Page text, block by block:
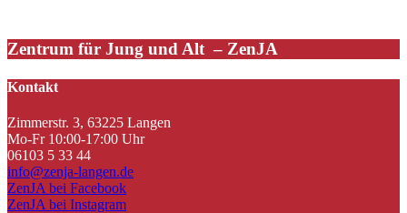
Zentrum für Jung und Alt – ZenJA
Kontakt
Zimmerstr. 3, 63225 Langen
Mo-Fr 10:00-17:00 Uhr
06103 5 33 44
info@zenja-langen.de
ZenJA bei Facebook
ZenJA bei Instagram